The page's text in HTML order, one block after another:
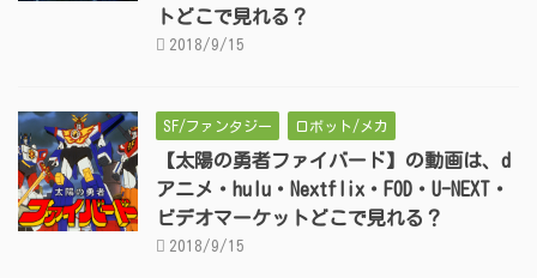
トどこで見れる？
2018/9/15
SF/ファンタジー ロボット/メカ
【太陽の勇者ファイバード】の動画は、d
アニメ・hulu・Nextflix・FOD・U-NEXT・
ビデオマーケットどこで見れる？
2018/9/15